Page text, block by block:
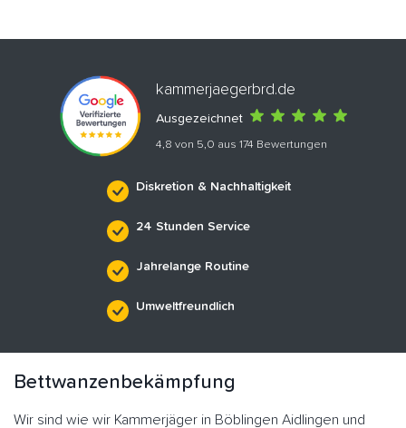
kammerjaegerbrd.de
Ausgezeichnet
4,8 von 5,0 aus 174 Bewertungen
Diskretion & Nachhaltigkeit
24 Stunden Service
Jahrelange Routine
Umweltfreundlich
Bettwanzenbekämpfung
Wir sind wie wir Kammerjäger in Böblingen Aidlingen und